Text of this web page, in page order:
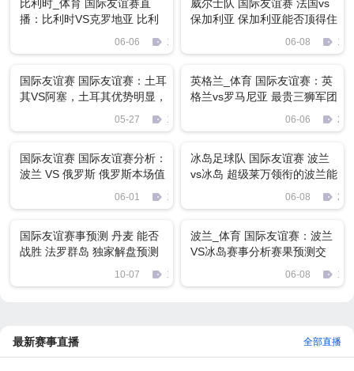
比利时_体育 国际友谊赛直
播：比利时VS克罗地亚 比利
06-06 1821
威尔士队 国际友谊赛 法国vs
保加利亚 保加利亚能否顶得住
06-08
国际友谊赛 国际友谊赛：土耳
其VS阿塞，土耳其优势明显，
05-27 1253
英格兰_体育 国际友谊赛：英
格兰vs罗马尼亚 最贵三狮军团
06-06
国际友谊赛 国际友谊赛分析：
波兰 VS 俄罗斯 俄罗斯本场值
06-01 1359
冰岛足球队 国际友谊赛 波兰
vs冰岛 超级莱万领衔的波兰能
06-08
国际友谊赛事预测 丹麦 能否
战胜 法罗群岛 独家解盘预测
10-07 1289
波兰_体育 国际友谊赛：波兰
VS冰岛赛事分析赛果预测交
06-08
最新赛事直播 全部直播